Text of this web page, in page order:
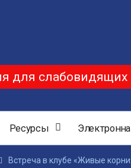
для слабовидящих
Ресурсы
Встреча в клубе «Живые